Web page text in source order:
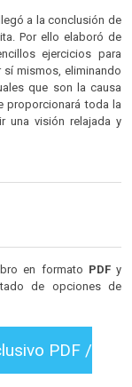
a la conclusión de
Por ello elaboró de
ejercicios para
mismos, eliminando
que son la causa
proporcionará toda la
una visión relajada y
en formato PDFy
de opciones de
PDF /